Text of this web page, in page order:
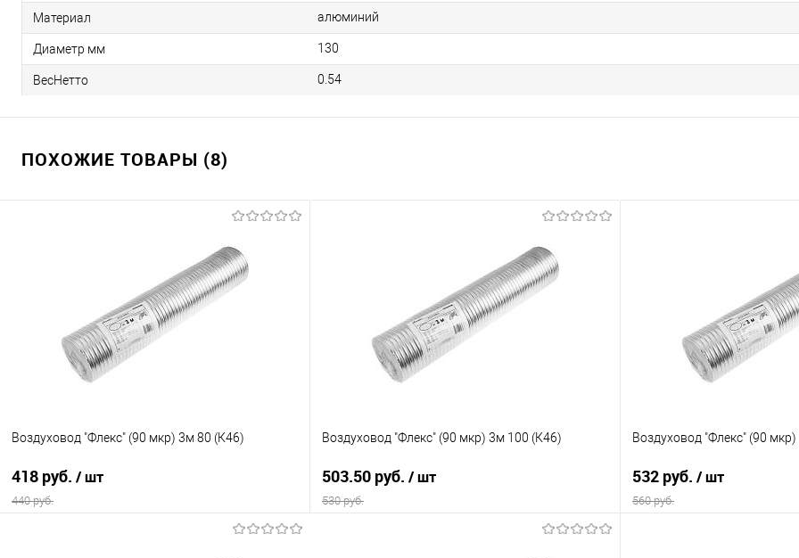
Материал алюминий
Диаметр мм 130
ВесНетто 0.54
ПОХОЖИЕ ТОВАРЫ (8)
Воздуховод "Флекс" (90 мкр) 3м 80 (К46)
418 руб. / шт
440 руб.
Воздуховод "Флекс" (90 мкр) 3м 100 (К46)
503.50 руб. / шт
530 руб.
Воздуховод "Флекс" (90
532 руб. / шт
560 руб.